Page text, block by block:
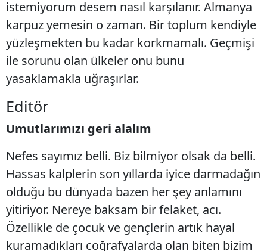
istemiyorum desem nasıl karşılanır. Almanya
karpuz yemesin o zaman. Bir toplum kendiyle
yüzleşmekten bu kadar korkmamalı. Geçmişi
ile sorunu olan ülkeler onu bunu
yasaklamakla uğraşırlar.
Editör
Umutlarımızı geri alalım
Nefes sayımız belli. Biz bilmiyor olsak da belli.
Hassas kalplerin son yıllarda iyice darmadağın
olduğu bu dünyada bazen her şey anlamını
yitiriyor. Nereye baksam bir felaket, acı.
Özellikle de çocuk ve gençlerin artık hayal
kuramadıkları coğrafyalarda olan biten bizim